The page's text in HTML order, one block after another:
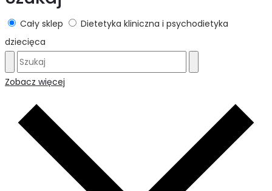
Cały sklep
Dietetyka kliniczna i psychodietyka
dziecięca
Zobacz więcej